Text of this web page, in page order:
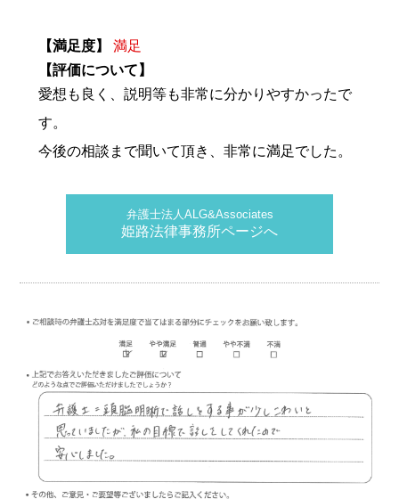
【満足度】
満足
【評価について】
愛想も良く、説明等も非常に分かりやすかったで
す。
今後の相談まで聞いて頂き、非常に満足でした。
弁護士法人ALG&Associates
姫路法律事務所ページへ